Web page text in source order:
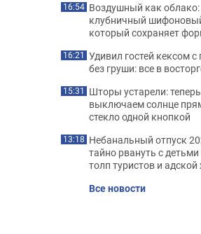
16:54 Воздушный как облако:
клубничный
который сохраняет
16:21 Удивил гостей кексом с
без груши: все в
15:31 Шторы устарели:
выключаем солнце
стекло одной кнопкой
13:18 Небанальный отпуск
тайно рвануть с детьми
толп туристов и
Все новости